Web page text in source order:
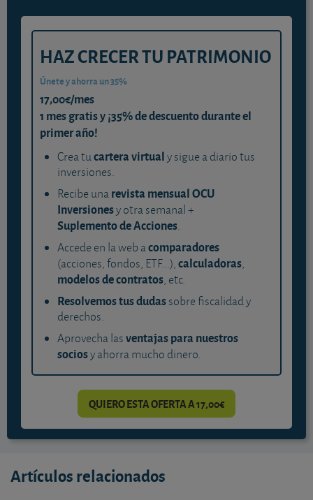
HAZ CRECER TU PATRIMONIO
Únete y ahorra un 35%
17,00€/mes
1 mes gratis y ¡35% de descuento durante el
primer año!
Crea tucartera virtualy sigue a diario tus
inversiones.
Recibe unarevista mensual OCU
Inversionesy otra semanal +
Suplemento de Acciones.
Accede en la web acomparadores
(acciones, fondos, ETF...),calculadoras,
modelos de contratos, etc.
Resolvemos tus dudassobre fiscalidad y
derechos.
Aprovecha lasventajas para nuestros
sociosy ahorra mucho dinero.
QUIERO ESTA OFERTA A 17,00€
Artículos relacionados